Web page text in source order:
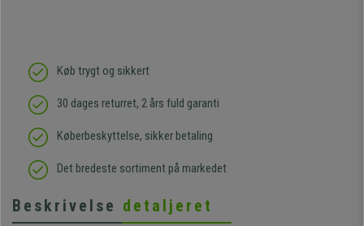
Køb trygt og sikkert
30 dages returret, 2 års fuld garanti
Køberbeskyttelse, sikker betaling
Det bredeste sortiment på markedet
Beskrivelse detaljeret